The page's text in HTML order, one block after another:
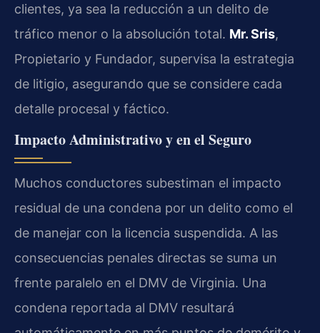
clientes, ya sea la reducción a un delito de
tráfico menor o la absolución total. Mr. Sris,
Propietario y Fundador, supervisa la estrategia
de litigio, asegurando que se considere cada
detalle procesal y fáctico.
Impacto Administrativo y en el Seguro
Muchos conductores subestiman el impacto
residual de una condena por un delito como el
de manejar con la licencia suspendida. A las
consecuencias penales directas se suma un
frente paralelo en el DMV de Virginia. Una
condena reportada al DMV resultará